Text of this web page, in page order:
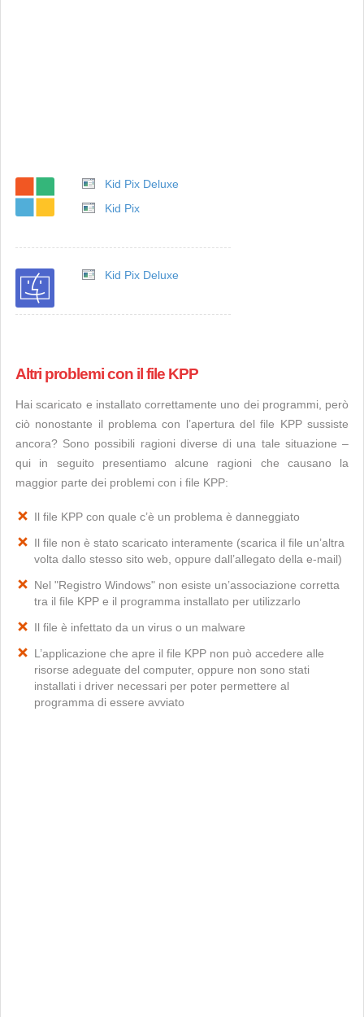
Kid Pix Deluxe
Kid Pix
Kid Pix Deluxe
Altri problemi con il file KPP
Hai scaricato e installato correttamente uno dei programmi, però
ciò nonostante il problema con l’apertura del file KPP sussiste
ancora? Sono possibili ragioni diverse di una tale situazione –
qui in seguito presentiamo alcune ragioni che causano la
maggior parte dei problemi con i file KPP:
Il file KPP con quale c’è un problema è danneggiato
Il file non è stato scaricato interamente (scarica il file un’altra
volta dallo stesso sito web, oppure dall’allegato della e-mail)
Nel "Registro Windows" non esiste un’associazione corretta
tra il file KPP e il programma installato per utilizzarlo
Il file è infettato da un virus o un malware
L’applicazione che apre il file KPP non può accedere alle
risorse adeguate del computer, oppure non sono stati
installati i driver necessari per poter permettere al
programma di essere avviato